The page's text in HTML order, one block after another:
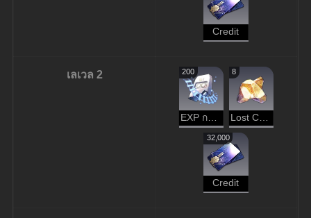
Credit
เลเวล 2 200
EXP การบุกเบิก
8
Lost Crystal
32,000
Credit